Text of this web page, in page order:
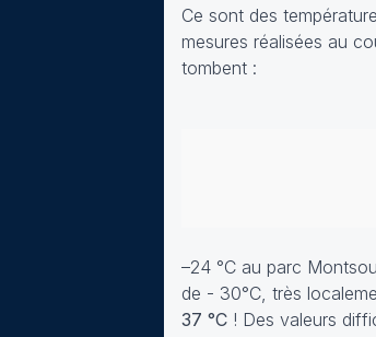
Ce sont des
mesures réalisées au
tombent :
–24 °C au parc
de - 30°C, très
37 °C ! Des valeurs